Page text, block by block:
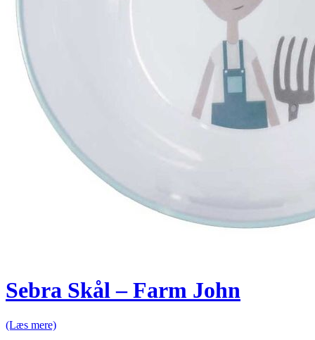
Sebra Skål – Farm John
(Læs mere)